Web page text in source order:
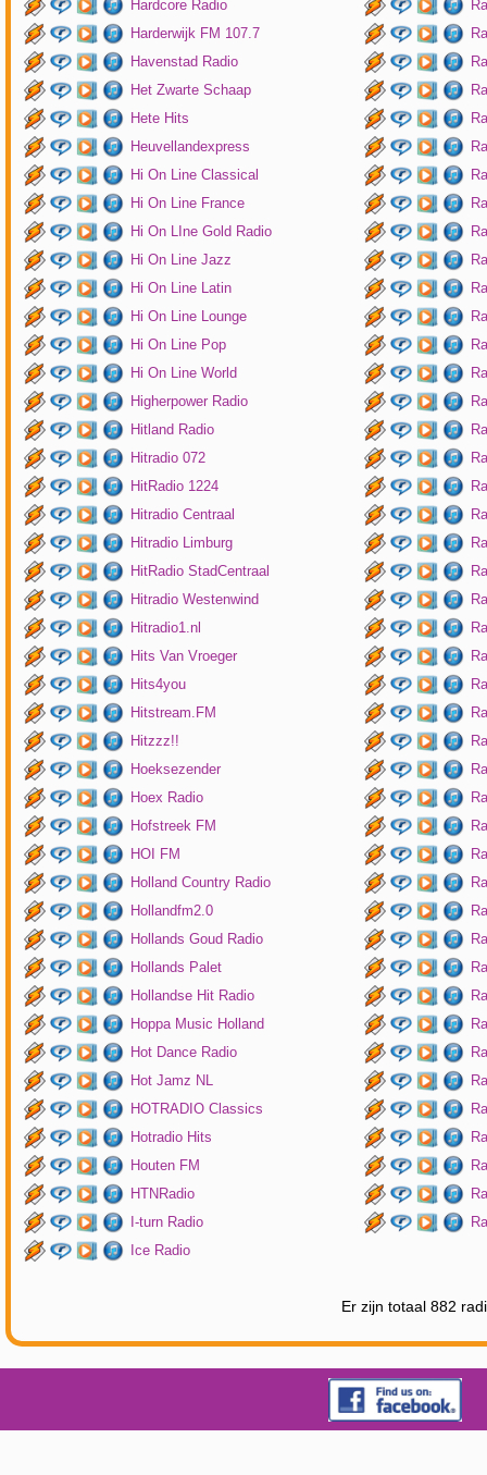
Hardcore Radio
Harderwijk FM 107.7
Havenstad Radio
Het Zwarte Schaap
Hete Hits
Heuvellandexpress
Hi On Line Classical
Hi On Line France
Hi On LIne Gold Radio
Hi On Line Jazz
Hi On Line Latin
Hi On Line Lounge
Hi On Line Pop
Hi On Line World
Higherpower Radio
Hitland Radio
Hitradio 072
HitRadio 1224
Hitradio Centraal
Hitradio Limburg
HitRadio StadCentraal
Hitradio Westenwind
Hitradio1.nl
Hits Van Vroeger
Hits4you
Hitstream.FM
Hitzzz!!
Hoeksezender
Hoex Radio
Hofstreek FM
HOI FM
Holland Country Radio
Hollandfm2.0
Hollands Goud Radio
Hollands Palet
Hollandse Hit Radio
Hoppa Music Holland
Hot Dance Radio
Hot Jamz NL
HOTRADIO Classics
Hotradio Hits
Houten FM
HTNRadio
I-turn Radio
Ice Radio
Er zijn totaal 882